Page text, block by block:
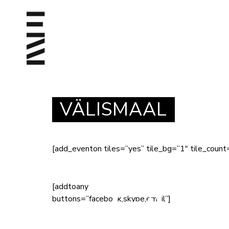
VÄLISMAAL
[add_eventon tiles=”yes” tile_bg=”1″
[addtoany
buttons=”facebook,skype,email”]